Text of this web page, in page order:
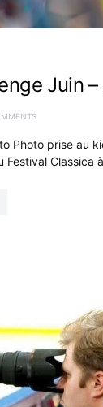
Juin –
Photo prise au
Festival Classica